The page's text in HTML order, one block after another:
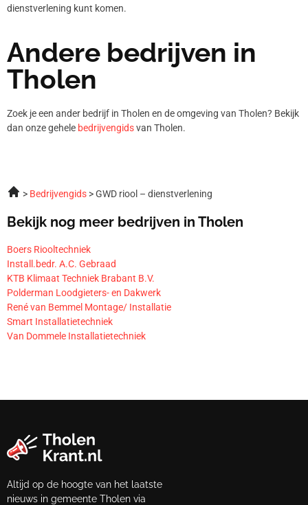
dienstverlening kunt komen.
Andere bedrijven in
Tholen
Zoek je een ander bedrijf in Tholen en de omgeving van Tholen? Bekijk
dan onze gehele bedrijvengidsvan Tholen.
Bedrijvengids GWD riool – dienstverlening
Bekijk nog meer bedrijven in Tholen
Boers Riooltechniek
Install.bedr. A.C. Gebraad
KTB Klimaat Techniek Brabant B.V.
Polderman Loodgieters- en Dakwerk
René van Bemmel Montage/ Installatie
Smart Installatietechniek
Van Dommele Installatietechniek
Altijd op de hoogte van het laatste
nieuws in gemeente Tholen via